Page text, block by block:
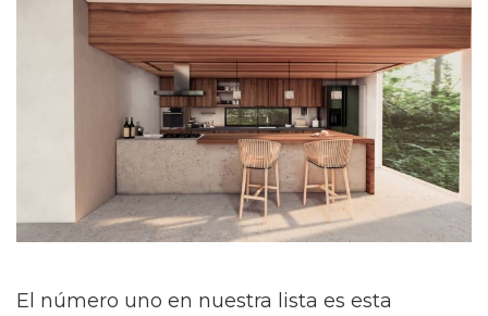
El número uno en nuestra lista es esta